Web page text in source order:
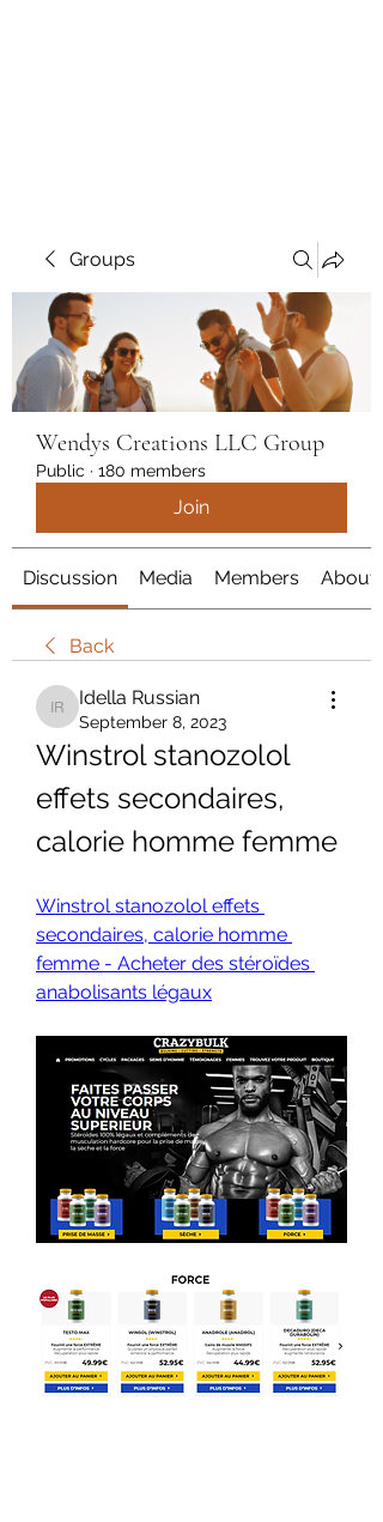
Groups
Wendys Creations LLC Group
Public · 180 members
Join
Discussion Media Members About
Back
Idella Russian
Idella Russian
September 8, 2023
Winstrol stanozolol
effets secondaires,
calorie homme femme
Winstrol stanozolol effets
secondaires, calorie homme
femme - Acheter des stéroïdes
anabolisants légaux